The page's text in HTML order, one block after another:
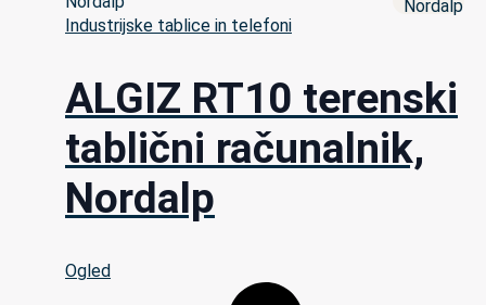
Industrijske tablice in telefoni
ALGIZ RT10 terenski
tablični računalnik,
Nordalp
Ogled